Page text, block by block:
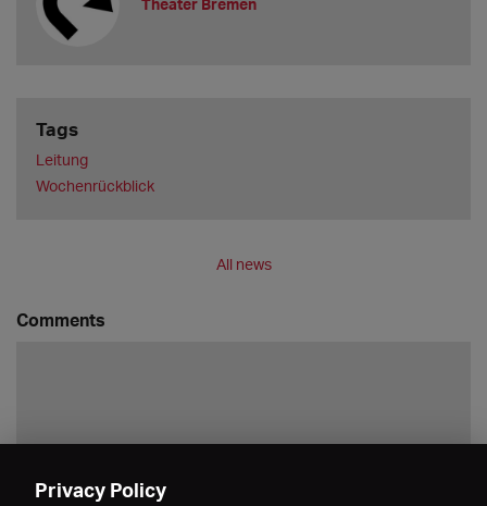
Theater Bremen
Tags
Leitung
Wochenrückblick
All news
Comments
Privacy Policy